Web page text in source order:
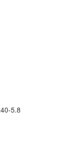
5.8